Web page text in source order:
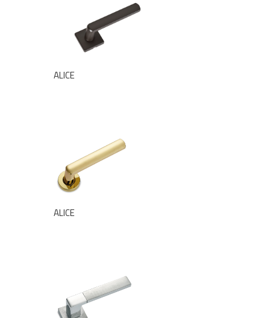
ALICE
ALICE